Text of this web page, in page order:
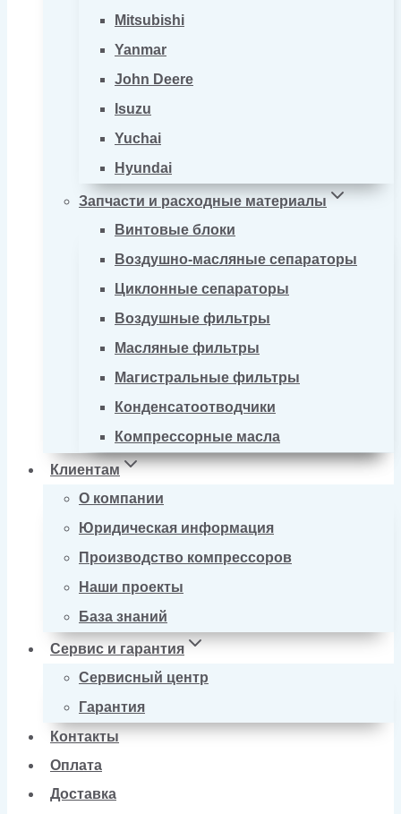
Mitsubishi
Yanmar
John Deere
Isuzu
Yuchai
Hyundai
Запчасти и расходные материалы
Винтовые блоки
Воздушно-масляные сепараторы
Циклонные сепараторы
Воздушные фильтры
Масляные фильтры
Магистральные фильтры
Конденсатоотводчики
Компрессорные масла
Клиентам
О компании
Юридическая информация
Производство компрессоров
Наши проекты
База знаний
Сервис и гарантия
Сервисный центр
Гарантия
Контакты
Оплата
Доставка